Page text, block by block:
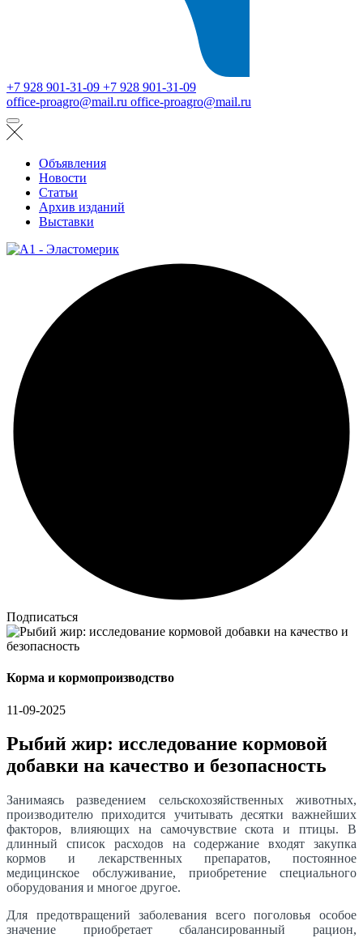
+7 928 901-31-09 +7 928 901-31-09
office-proagro@mail.ru office-proagro@mail.ru
Объявления
Новости
Статьи
Архив изданий
Выставки
Подписаться
Корма и кормопроизводство
11-09-2025
Рыбий жир: исследование кормовой
добавки на качество и безопасность
Занимаясь разведением сельскохозяйственных животных,
производителю приходится учитывать десятки важнейших
факторов, влияющих на самочувствие скота и птицы. В
длинный список расходов на содержание входят закупка
кормов и лекарственных препаратов, постоянное
медицинское обслуживание, приобретение специального
оборудования и многое другое.
Для предотвращений заболевания всего поголовья особое
значение приобретает сбалансированный рацион,